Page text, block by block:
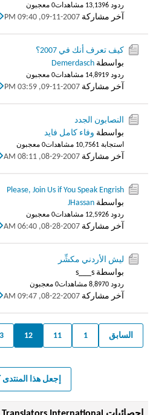
ردود 6 13,139 مشاهدات 0 معجبون
آخر مشاركة 09-11-2007, 09:40 PM
كيف تعرف أنك في 2007؟
بواسطة Demerdasch
ردود 9 14,891 مشاهدات 0 معجبون
آخر مشاركة 09-11-2007, 03:59 PM
النصابون الجدد
بواسطة وفاء كامل فايد
استجابة 1 10,756 مشاهدات 0 معجبون
آخر مشاركة 08-29-2007, 08:11 AM
Please, Join Us if You Speak Engrish
بواسطة JHassan
ردود 6 12,592 مشاهدات 0 معجبون
آخر مشاركة 08-28-2007, 06:40 AM
ليش الأردني مكشِّر
بواسطة s___s
ردود 0 8,897 مشاهدات 0 معجبون
آخر مشاركة 08-22-2007, 09:47 AM
السابق 1
11
12
إجعل هذا